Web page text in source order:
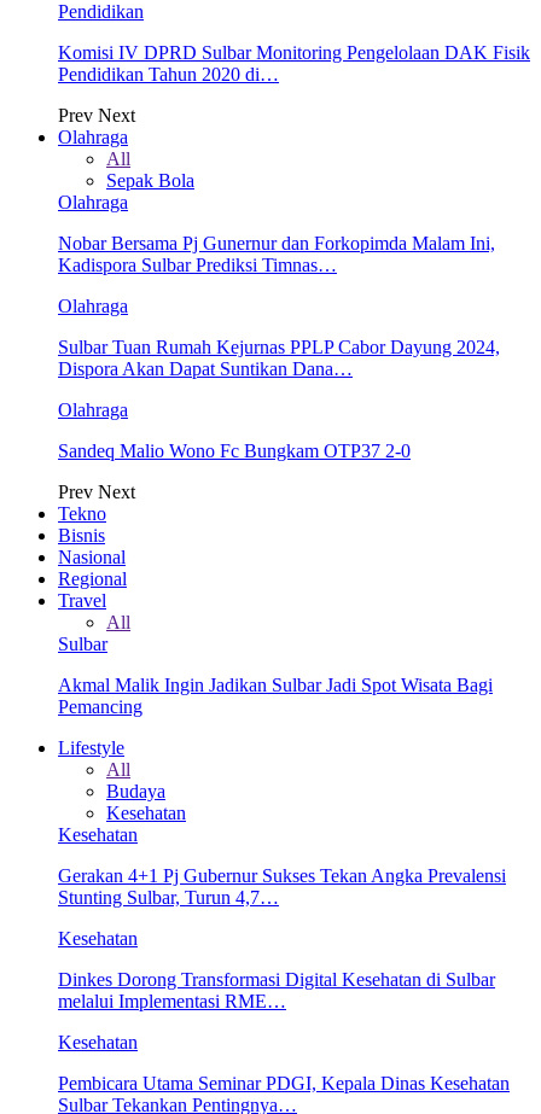
Pendidikan
Komisi IV DPRD Sulbar Monitoring Pengelolaan DAK Fisik
Pendidikan Tahun 2020 di…
Prev Next
Olahraga
All
Sepak Bola
Olahraga
Nobar Bersama Pj Gunernur dan Forkopimda Malam Ini,
Kadispora Sulbar Prediksi Timnas…
Olahraga
Sulbar Tuan Rumah Kejurnas PPLP Cabor Dayung 2024,
Dispora Akan Dapat Suntikan Dana…
Olahraga
Sandeq Malio Wono Fc Bungkam OTP37 2-0
Prev Next
Tekno
Bisnis
Nasional
Regional
Travel
All
Sulbar
Akmal Malik Ingin Jadikan Sulbar Jadi Spot Wisata Bagi
Pemancing
Lifestyle
All
Budaya
Kesehatan
Kesehatan
Gerakan 4+1 Pj Gubernur Sukses Tekan Angka Prevalensi
Stunting Sulbar, Turun 4,7…
Kesehatan
Dinkes Dorong Transformasi Digital Kesehatan di Sulbar
melalui Implementasi RME…
Kesehatan
Pembicara Utama Seminar PDGI, Kepala Dinas Kesehatan
Sulbar Tekankan Pentingnya…